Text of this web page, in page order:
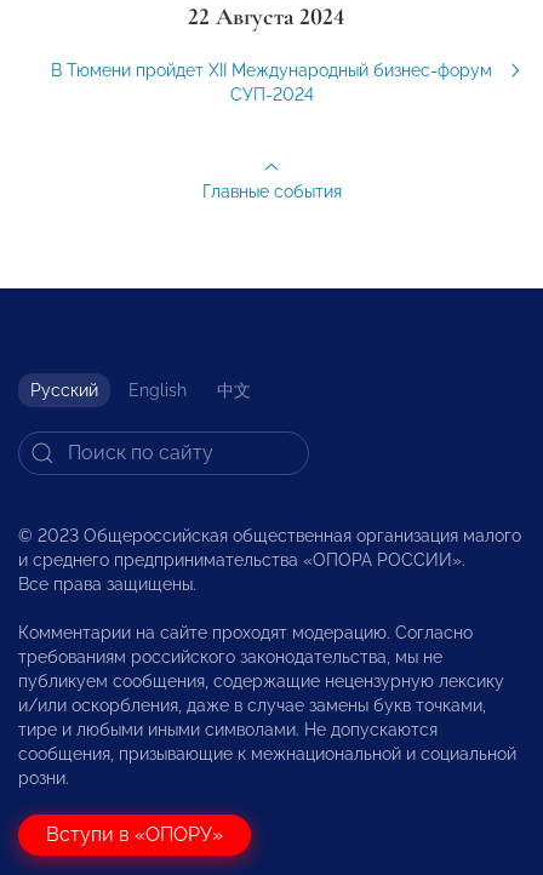
22 Августа 2024
В Тюмени пройдет XII Международный бизнес-форум
СУП-2024
Главные события
Русский English 中文
© 2023 Общероссийская общественная организация малого
и среднего предпринимательства «ОПОРА РОССИИ».
Все права защищены.
Комментарии на сайте проходят модерацию. Согласно
требованиям российского законодательства, мы не
публикуем сообщения, содержащие нецензурную лексику
и/или оскорбления, даже в случае замены букв точками,
тире и любыми иными символами. Не допускаются
сообщения, призывающие к межнациональной и социальной
розни.
Вступи в «ОПОРУ»